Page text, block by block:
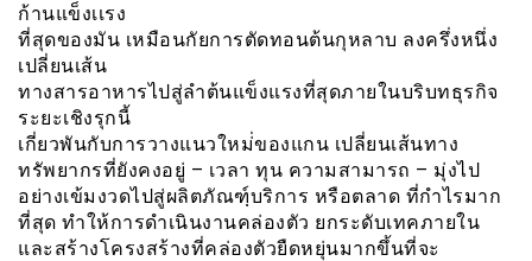
ก้านแข็งเเรง
ที่สุดของมัน เหมือนกัยการตัดทอนต้นกุหลาบ ลงครึ่งหนึ่ง
เปลี่ยนเส้น
ทางสารอาหารไปสู่ลำต้นแข็งแรงที่สุดภายในบริบทธุรกิจ
ระยะเชิงรุกนี้
เกี่ยวพันกับการวางแนวใหม่่ของแกน เปลี่ยนเส้นทาง
ทรัพยากรที่ยังคงอยู่ – เวลา ทุน ความสามารถ – มุ่งไป
อย่างเข้มงวดไปสู่ผลิตภัณฑฺ์บริการ หรือตลาด ที่กำไรมาก
ที่สุด ทำให้การดำเนินงานคล่องตัว ยกระดับเทคภายใน
และสร้างโครงสร้างที่คล่องตัวยืดหยุ่นมากขึ้นที่จะ